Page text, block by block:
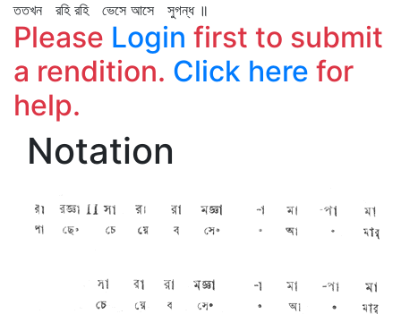
ততখন রহি রহি ভেসে আসে সুগন্ধ ॥
Please Login first to submit
a rendition. Click here for
help.
Notation